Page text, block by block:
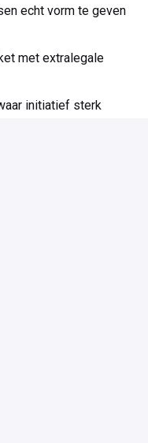
echt vorm te geven
met extralegale
initiatief sterk